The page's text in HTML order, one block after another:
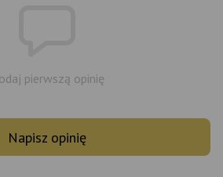
pierwszą opinię
Napisz opinię